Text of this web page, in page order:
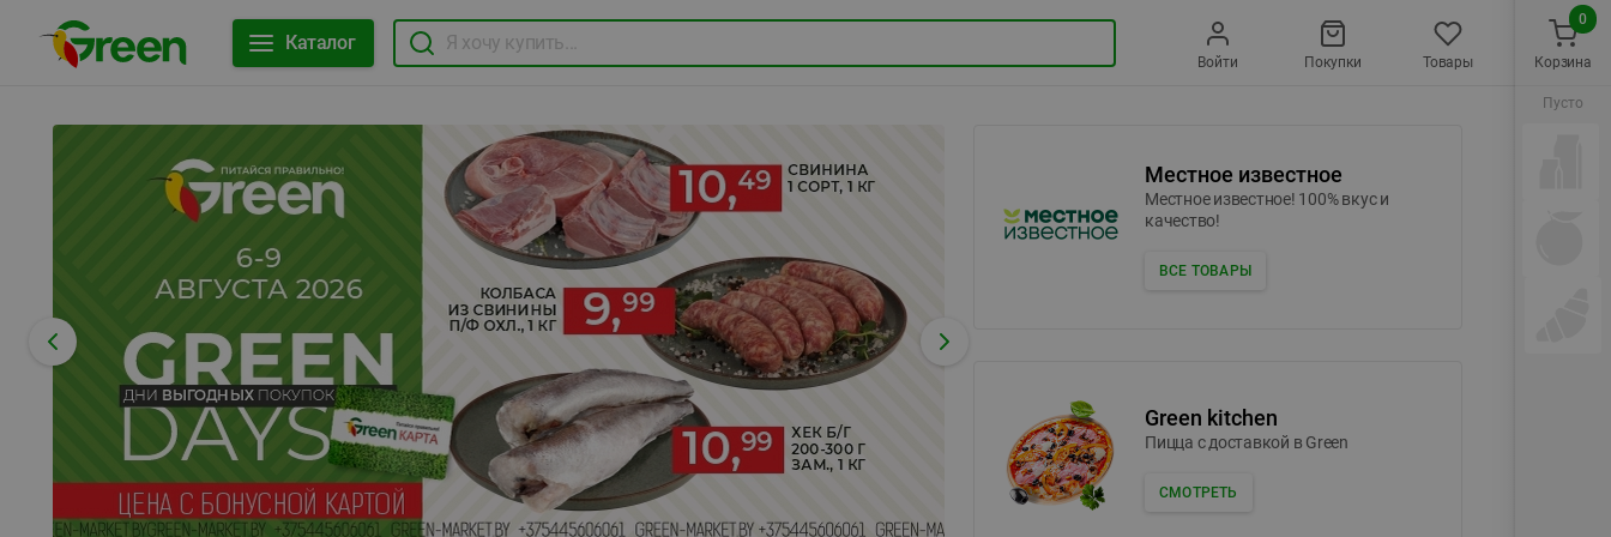
Каталог
Войти Покупки Товары
Местное известное
Местное известное! 100% вкус и
качество!
ВСЕ ТОВАРЫ
Green kitchen
Пицца c доставкой в Green
СМОТРЕТЬ
Корзина
0
Пусто